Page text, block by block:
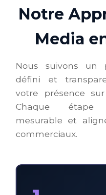
Notre
Media
Nous suivons un
défini et
votre présence
Chaque étape
mesurable et
commerciaux.